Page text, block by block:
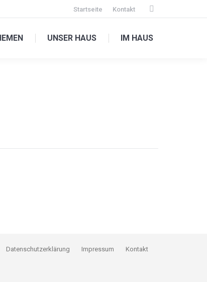
Startseite Kontakt
Facebook
opens
UNSER HAUS IM HAUS
Datenschutzerklärung Impressum Kontakt